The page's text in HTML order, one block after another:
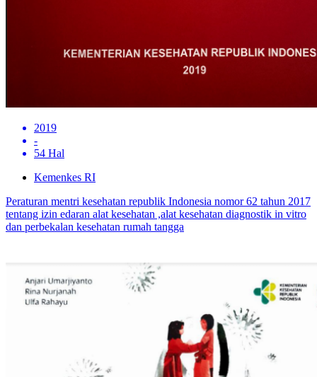
2019
-
54 Hal
Kemenkes RI
Peraturan mentri kesehatan republik Indonesia nomor 62 tahun 2017
tentang izin edaran alat kesehatan ,alat kesehatan diagnostik in vitro
dan perbekalan kesehatan rumah tangga